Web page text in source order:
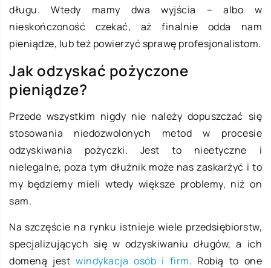
długu. Wtedy mamy dwa wyjścia – albo w
nieskończoność czekać, aż finalnie odda nam
pieniądze, lub też powierzyć sprawę profesjonalistom.
Jak odzyskać pożyczone
pieniądze?
Przede wszystkim nigdy nie należy dopuszczać się
stosowania niedozwolonych metod w procesie
odzyskiwania pożyczki. Jest to nieetyczne i
nielegalne, poza tym dłużnik może nas zaskarżyć i to
my będziemy mieli wtedy większe problemy, niż on
sam.
Na szczęście na rynku istnieje wiele przedsiębiorstw,
specjalizujących się w odzyskiwaniu długów, a ich
domeną jest windykacja osób i firm. Robią to one